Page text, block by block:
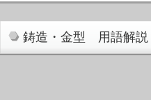
鋳造・金型 用語解説